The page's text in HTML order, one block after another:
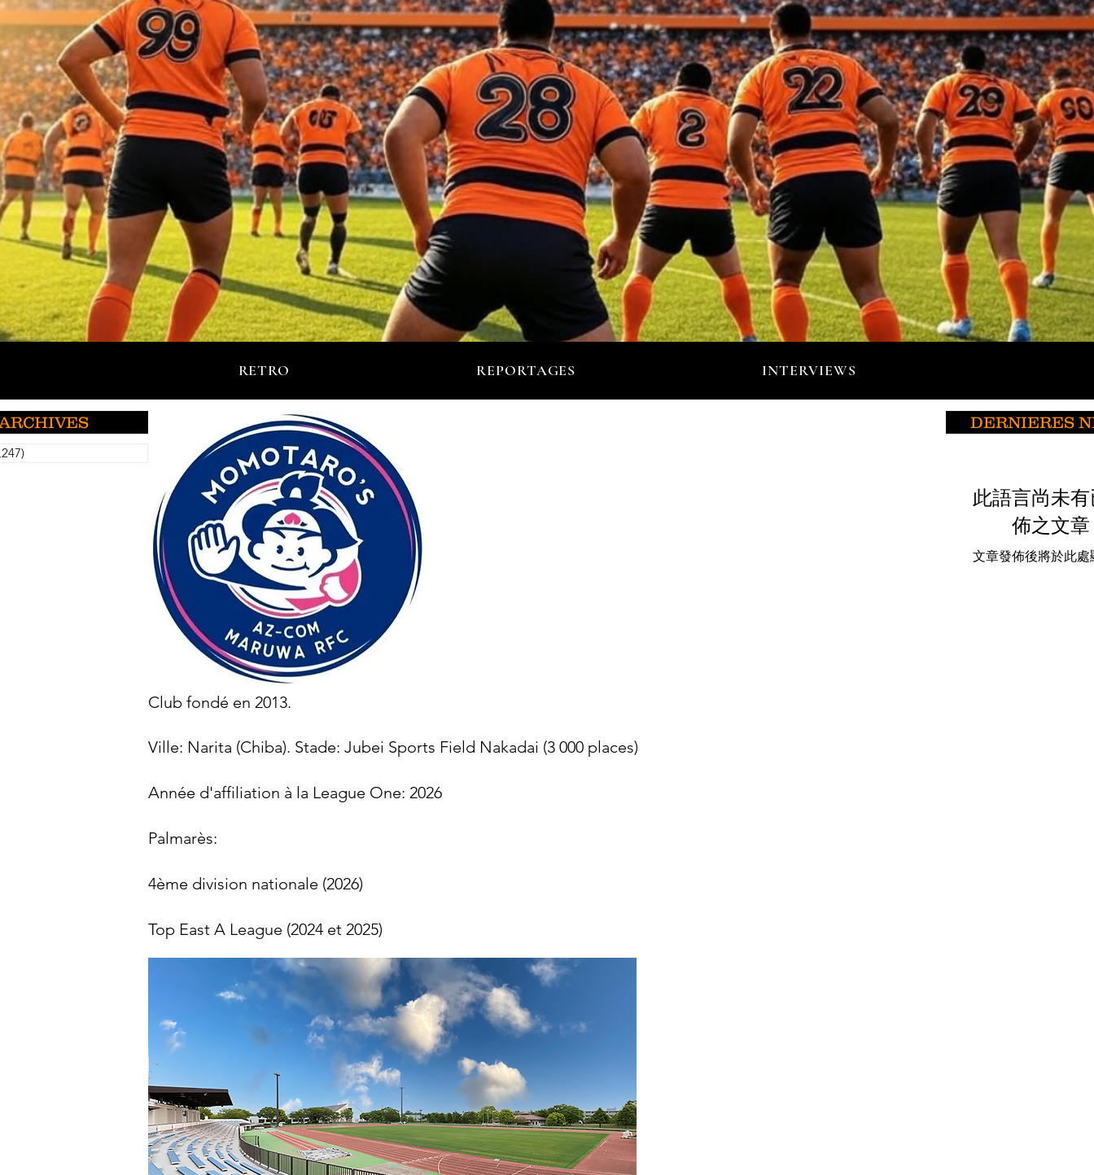
RETRO REPORTAGES INTERVIEWS
Club fondé en 2013.
Ville: Narita (Chiba). Stade: Jubei Sports Field Nakadai (3 000 places)
Année d'affiliation à la League One: 2026
Palmarès:​​
4ème division nationale (2026)
Top East A League (2024 et 2025)
DERNIERES
此語言尚未
佈之文章
文章發佈後將於此處